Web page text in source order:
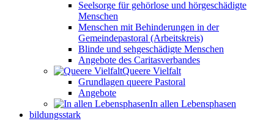
Seelsorge für gehörlose und hörgeschädigte
Menschen
Menschen mit Behinderungen in der
Gemeindepastoral (Arbeitskreis)
Blinde und sehgeschädigte Menschen
Angebote des Caritasverbandes
Queere Vielfalt
Grundlagen queere Pastoral
Angebote
In allen Lebensphasen
bildungsstark